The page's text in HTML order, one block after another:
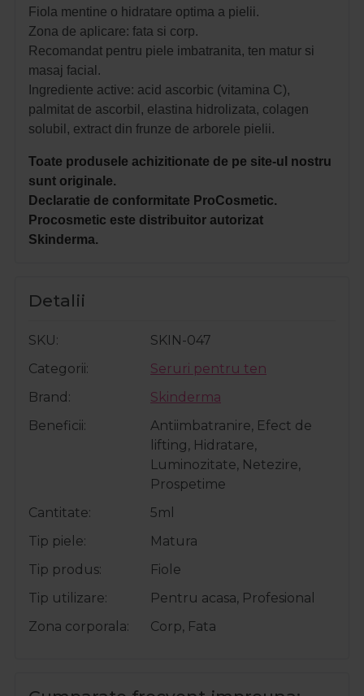
Fiola mentine o hidratare optima a pielii.
Zona de aplicare: fata si corp.
Recomandat pentru piele imbatranita, ten matur si
masaj facial.
Ingrediente active: acid ascorbic (vitamina C),
palmitat de ascorbil, elastina hidrolizata, colagen
solubil, extract din frunze de arborele pielii.
Toate produsele achizitionate de pe site-ul nostru
sunt originale.
Declaratie de conformitate ProCosmetic.
Procosmetic este distribuitor autorizat
Skinderma.
Detalii
SKU
SKIN-047
Categorii
Seruri pentru ten
Brand
Skinderma
Beneficii
Antiimbatranire, Efect de
lifting, Hidratare,
Luminozitate, Netezire,
Prospetime
Cantitate
5ml
Tip piele
Matura
Tip produs
Fiole
Tip utilizare
Pentru acasa, Profesional
Zona corporala
Corp, Fata